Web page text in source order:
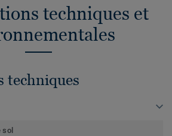
techniques et
techniques